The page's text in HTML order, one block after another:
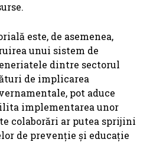
este, de asemenea,
unui sistem de
dintre sectorul
de implicarea
pot aduce
implementarea unor
colaborări ar putea sprijini
de prevenție și educație